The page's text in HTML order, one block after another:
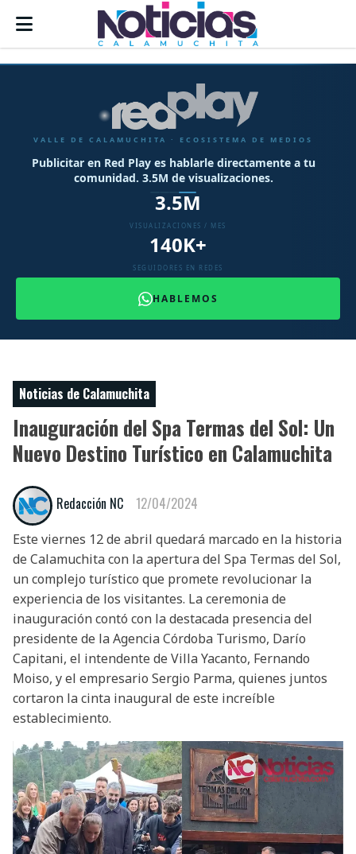
VALLE DE CALAMUCHITA · ECOSISTEMA DE MEDIOS
Somos el ecosistema de medios más grande y completo
del Valle de Calamuchita.
3.5M
VISUALIZACIONES / MES
140K+
SEGUIDORES EN REDES
HABLEMOS
Inauguración del Spa Termas del Sol: Un
Nuevo Destino Turístico en Calamuchita
Este viernes 12 de abril quedará marcado en la historia
de Calamuchita con la apertura del Spa Termas del Sol,
un complejo turístico que promete revolucionar la
experiencia de los visitantes. La ceremonia de
inauguración contó con la destacada presencia del
presidente de la Agencia Córdoba Turismo, Darío
Capitani, el intendente de Villa Yacanto, Fernando
Moiso, y el empresario Sergio Parma, quienes juntos
cortaron la cinta inaugural de este increíble
establecimiento.
Noticias de Calamuchita
12/04/2024
Redacción NC